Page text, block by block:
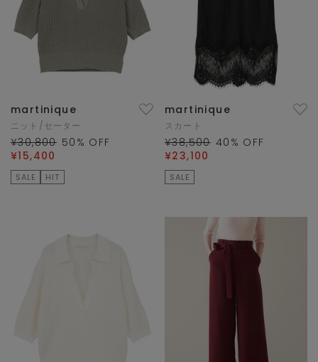
martinique
ニット/セーター
¥30,800 50 % OFF
¥15,400
SALE HIT
martinique
スカート
¥38,500 40 % OFF
¥23,100
SALE